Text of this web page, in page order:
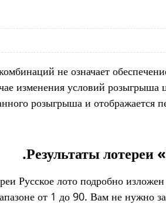
не означает
изменения условий розыгрыша
розыгрыша и отображается
Результаты лотереи
Русское лото подробно
от 1 до 90. Вам не нужно